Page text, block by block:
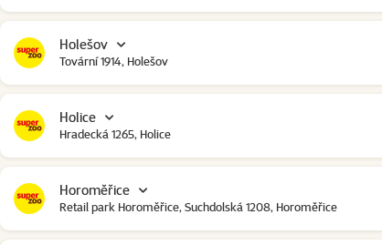
Holešov
Tovární 1914, Holešov
Holice
Hradecká 1265, Holice
Horoměřice
Retail park Horoměřice, Suchdolská 1208, Horoměřice